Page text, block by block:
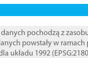
pochodzą z
powstały w ramach
układu 1992